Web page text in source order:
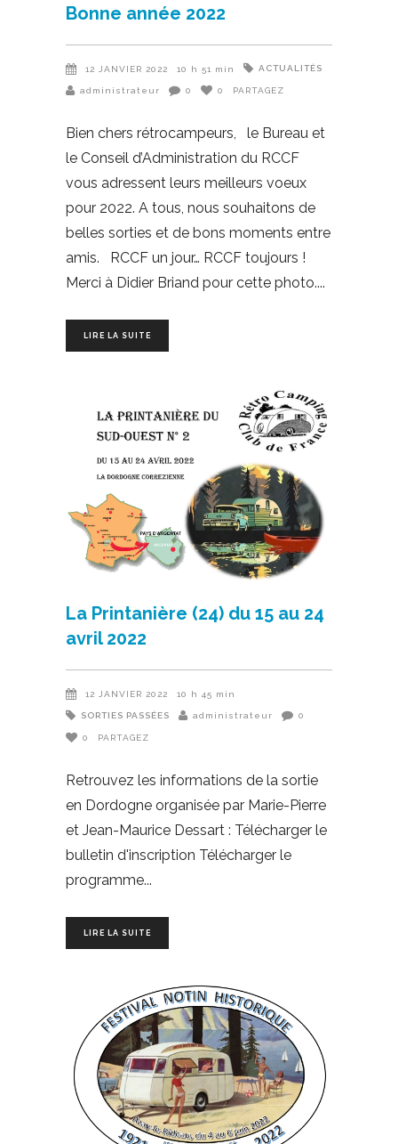
Bonne année 2022
12 JANVIER 2022 10 h 51 min ACTUALITÉS
administrateur 0 0 PARTAGEZ
Bien chers rétrocampeurs, le Bureau et
le Conseil d’Administration du RCCF
vous adressent leurs meilleurs voeux
pour 2022. A tous, nous souhaitons de
belles sorties et de bons moments entre
amis. RCCF un jour… RCCF toujours !
Merci à Didier Briand pour cette photo.
LIRE LA SUITE
La Printanière (24) du 15 au 24
avril 2022
12 JANVIER 2022 10 h 45 min
SORTIES PASSÉES administrateur 0
0 PARTAGEZ
Retrouvez les informations de la sortie
en Dordogne organisée par Marie-Pierre
et Jean-Maurice Dessart : Télécharger le
bulletin d'inscription Télécharger le
programme
LIRE LA SUITE